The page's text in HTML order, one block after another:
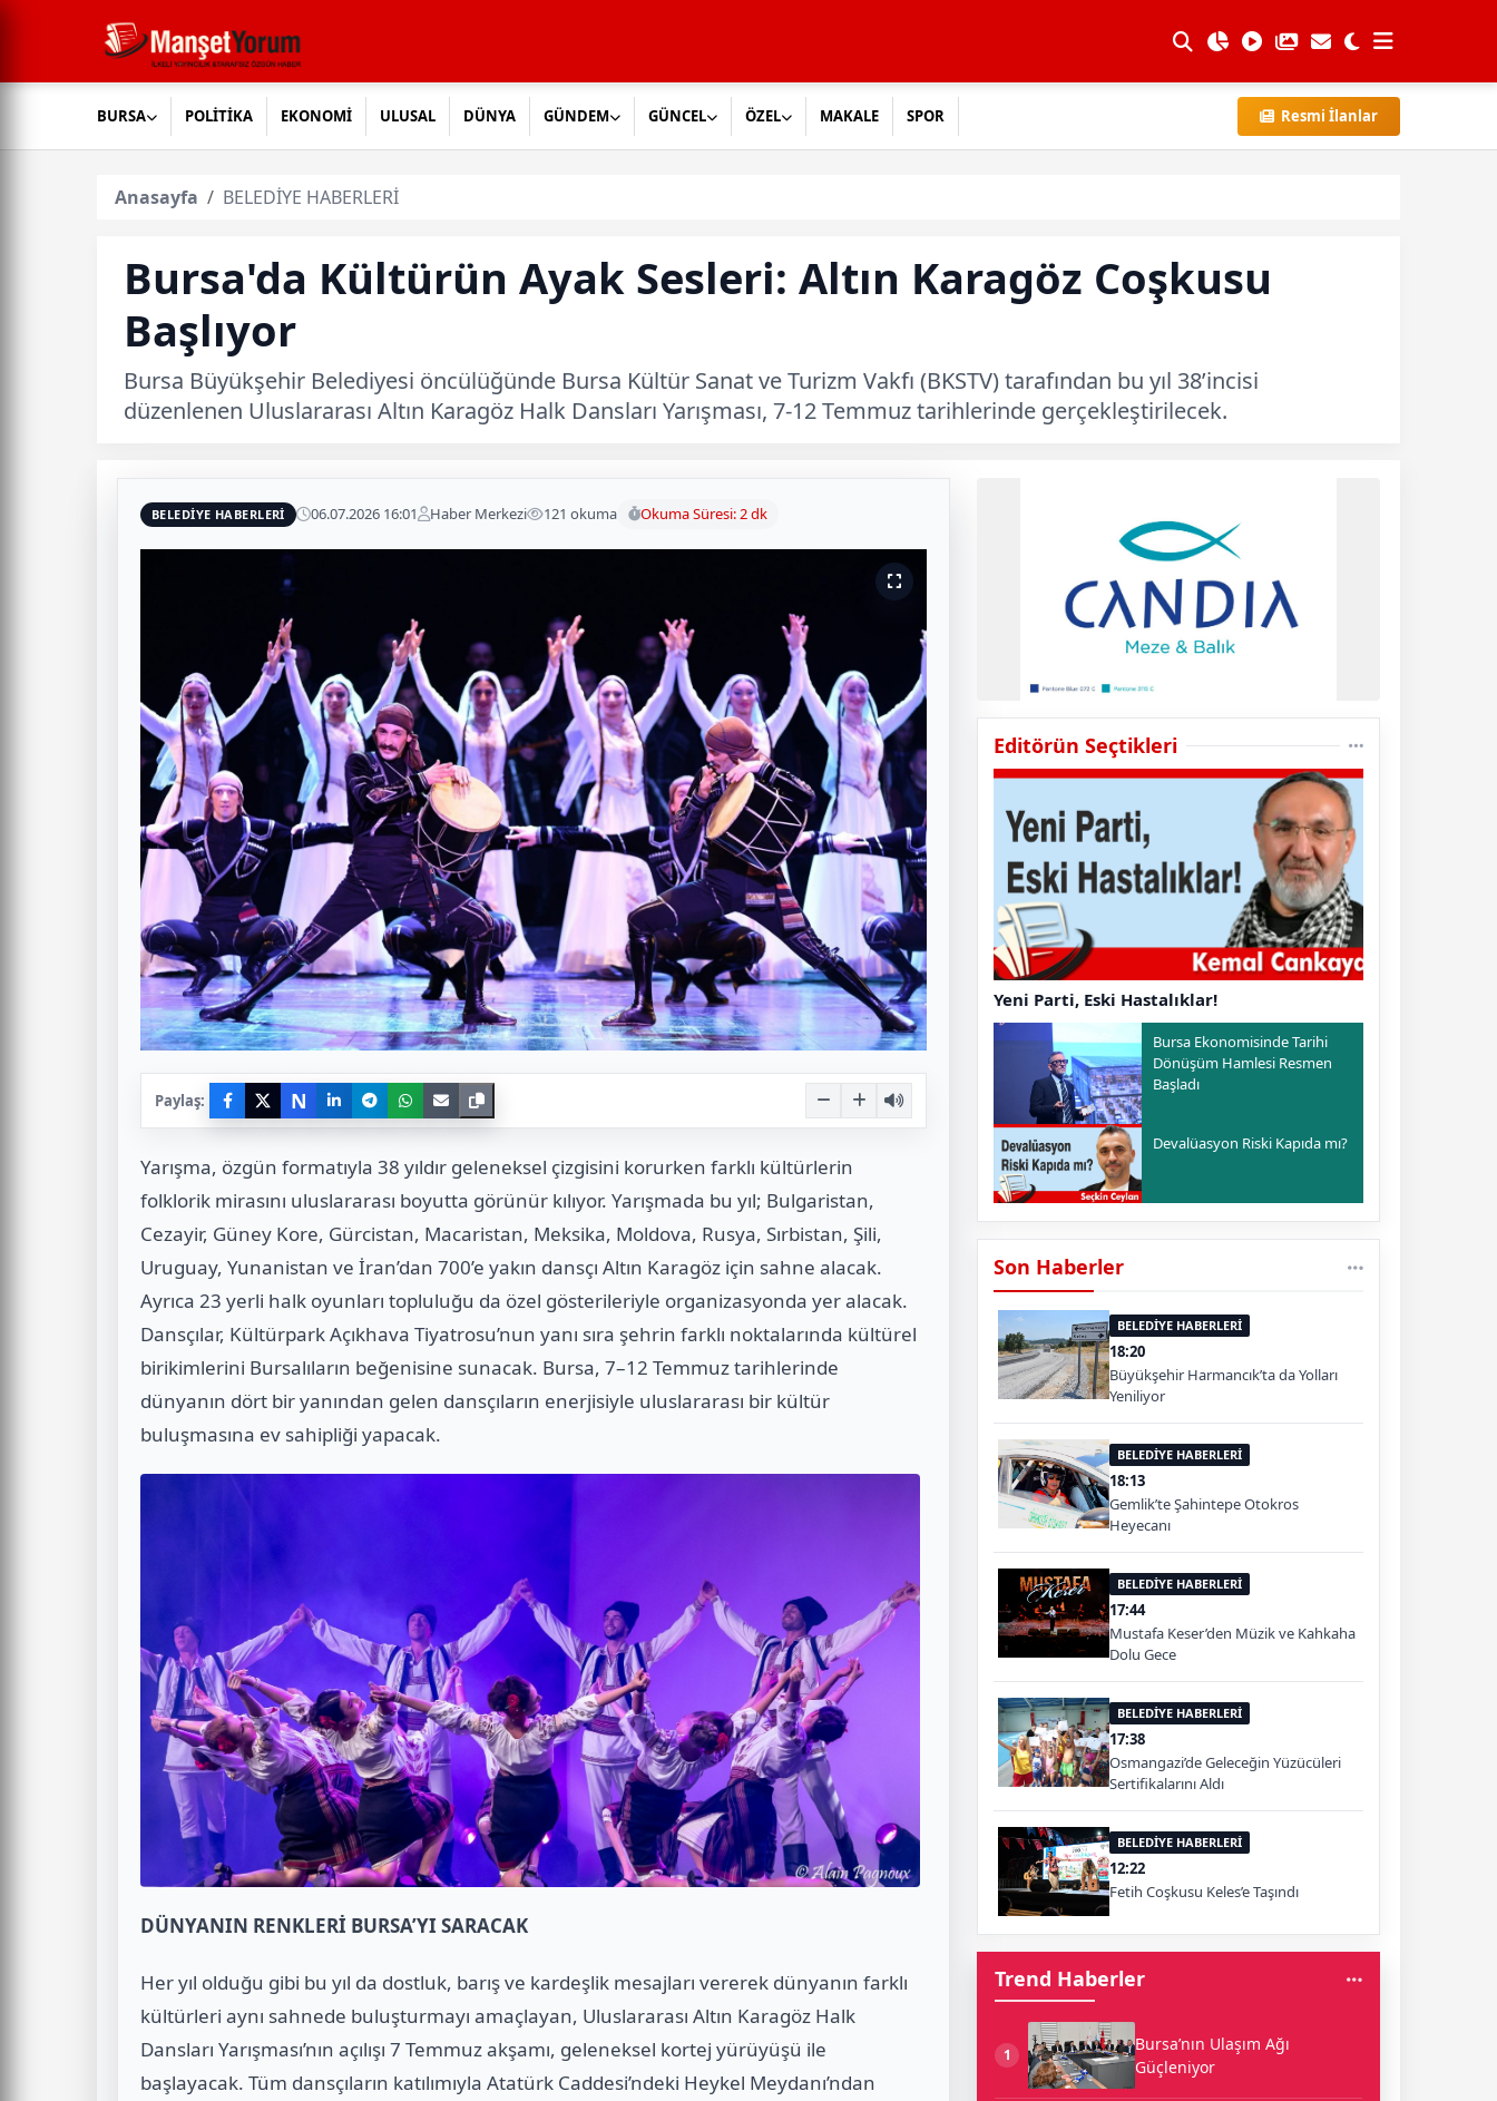
BURSA POLİTİKA EKONOMİ ULUSAL DÜNYA GÜNDEM GÜNCEL ÖZEL MAKALE SPOR Resmi İlanlar
Anasayfa BELEDİYE HABERLERİ
Bursa'da Kültürün Ayak Sesleri: Altın Karagöz Coşkusu
Başlıyor
Bursa Büyükşehir Belediyesi öncülüğünde Bursa Kültür Sanat ve Turizm Vakfı (BKSTV) tarafından bu yıl 38’incisi
düzenlenen Uluslararası Altın Karagöz Halk Dansları Yarışması, 7-12 Temmuz tarihlerinde gerçekleştirilecek.
BELEDİYE HABERLERİ 06.07.2026 16:01 Haber Merkezi 121 okuma Okuma Süresi: 2 dk
Paylaş: N
Yarışma, özgün formatıyla 38 yıldır geleneksel çizgisini korurken farklı kültürlerin
folklorik mirasını uluslararası boyutta görünür kılıyor. Yarışmada bu yıl; Bulgaristan,
Cezayir, Güney Kore, Gürcistan, Macaristan, Meksika, Moldova, Rusya, Sırbistan, Şili,
Uruguay, Yunanistan ve İran’dan 700’e yakın dansçı Altın Karagöz için sahne alacak.
Ayrıca 23 yerli halk oyunları topluluğu da özel gösterileriyle organizasyonda yer alacak.
Dansçılar, Kültürpark Açıkhava Tiyatrosu’nun yanı sıra şehrin farklı noktalarında kültürel
birikimlerini Bursalıların beğenisine sunacak. Bursa, 7–12 Temmuz tarihlerinde
dünyanın dört bir yanından gelen dansçıların enerjisiyle uluslararası bir kültür
buluşmasına ev sahipliği yapacak.
DÜNYANIN RENKLERİ BURSA’YI SARACAK
Her yıl olduğu gibi bu yıl da dostluk, barış ve kardeşlik mesajları vererek dünyanın farklı
kültürleri aynı sahnede buluşturmayı amaçlayan, Uluslararası Altın Karagöz Halk
Dansları Yarışması’nın açılışı 7 Temmuz akşamı, geleneksel kortej yürüyüşü ile
başlayacak. Tüm dansçıların katılımıyla Atatürk Caddesi’ndeki Heykel Meydanı’ndan
Editörün Seçtikleri
Yeni Parti, Eski Hastalıklar!
Bursa Ekonomisinde Tarihi
Dönüşüm Hamlesi Resmen
Başladı
Devalüasyon Riski Kapıda mı?
Son Haberler
BELEDİYE HABERLERİ
18:20
Büyükşehir Harmancık’ta da Yolları
Yeniliyor
BELEDİYE HABERLERİ
18:13
Gemlik’te Şahintepe Otokros
Heyecanı
BELEDİYE HABERLERİ
17:44
Mustafa Keser’den Müzik ve Kahkaha
Dolu Gece
BELEDİYE HABERLERİ
17:38
Osmangazi’de Geleceğin Yüzücüleri
Sertifikalarını Aldı
BELEDİYE HABERLERİ
12:22
Fetih Coşkusu Keles’e Taşındı
Trend Haberler
1
Bursa’nın Ulaşım Ağı
Güçleniyor